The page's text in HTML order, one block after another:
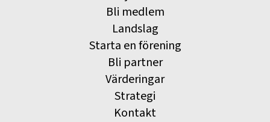
Bli medlem
Landslag
Starta en förening
Bli partner
Värderingar
Strategi
Kontakt